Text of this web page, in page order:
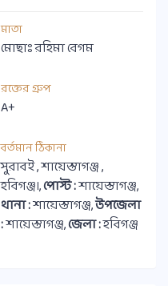
মাতা
মোছাঃ রহিমা বেগম
রক্তের গ্রুপ
A+
বর্তমান ঠিকানা
সুরাবই , শায়েস্তাগঞ্জ ,
হবিগঞ্জ।,পোস্ট :শায়েস্তাগঞ্জ,
থানা :শায়েস্তাগঞ্জ,উপজেলা
:শায়েস্তাগঞ্জ,জেলা :হবিগঞ্জ